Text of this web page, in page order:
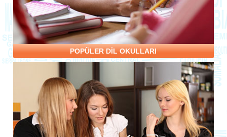
POPÜLER DİL OKULLARI